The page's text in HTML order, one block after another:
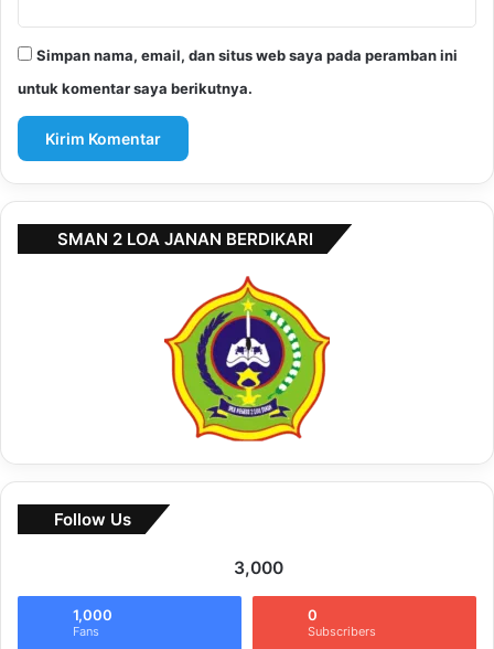
Simpan nama, email, dan situs web saya pada peramban ini
untuk komentar saya berikutnya.
SMAN 2 LOA JANAN BERDIKARI
Follow Us
3,000
1,000
Fans
0
Subscribers